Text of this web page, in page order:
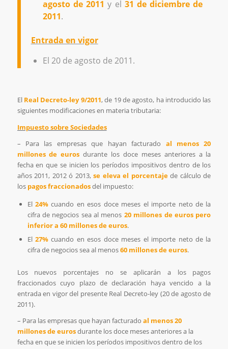
agosto de 2011 y el 31 de diciembre de
2011.
Entrada en vigor
El 20 de agosto de 2011.
El Real Decreto-ley 9/2011, de 19 de agosto, ha introducido las
siguientes modificaciones en materia tributaria:
Impuesto sobre Sociedades
– Para las empresas que hayan facturado al menos 20
millones de euros durante los doce meses anteriores a la
fecha en que se inicien los períodos impositivos dentro de los
años 2011, 2012 ó 2013,se eleva el porcentajede cálculo de
lospagos fraccionadosdel impuesto:
El24% cuando en esos doce meses el importe neto de la
cifra de negocios sea al menos 20 millones de euros pero
inferior a 60 millones de euros.
El27% cuando en esos doce meses el importe neto de la
cifra de negocios sea al menos60 millones de euros.
Los nuevos porcentajes no se aplicarán a los pagos
fraccionados cuyo plazo de declaración haya vencido a la
entrada en vigor del presente Real Decreto-ley (20 de agosto de
2011).
– Para las empresas que hayan facturado al menos 20
millones de eurosdurante los doce meses anteriores a la
fecha en que se inicien los períodos impositivos dentro de los